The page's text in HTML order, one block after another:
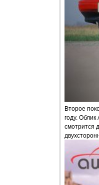
Второе
году.
смотрится